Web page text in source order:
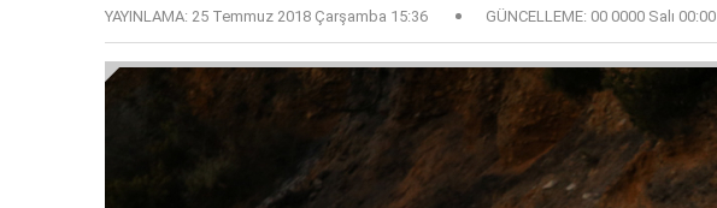
YAYINLAMA: 25 Temmuz 2018 Çarşamba 15:36 GÜNCELLEME: 00 0000 Salı 00:00